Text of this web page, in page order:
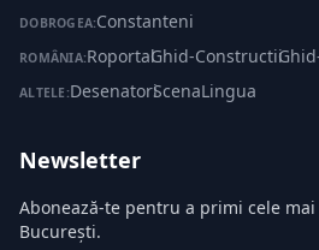
DOBROGEA:Constanteni
ROMÂNIA:Roportal·Ghid-Constructii·
ALTELE:Desenatori·ScenaLingua
Newsletter
Abonează-te pentru a primi cele
București.